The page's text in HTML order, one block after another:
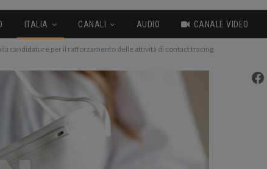
ITALIA CANALI AUDIO CANALE VIDEO
candidature per il rafforzamento delle attività di contact tracing.